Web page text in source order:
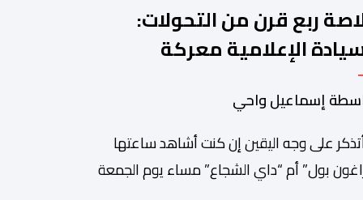
ربع قرن من التحولات:
الإعلامية معركة
القادمة
إسماعيل واحي
على وجه اليقين إن كنت أشاهد ساعتها
بول” أم “داي الشجاع” مساء يوم الجمعة